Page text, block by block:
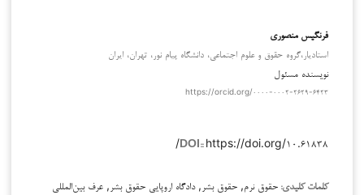
فرنگیس منصوری
استادیار،گروه حقوق و علوم اجتماعی، دانشگاه پیام نور، تهران، ایران
نویسنده مسئول
https://orcid.org/۰۰۰۰-۰۰۰۲-۲۶۲۹-۶۴۲۳
DOI:: https://doi.org/۱۰.۶۱۸۳۸/
کلمات کلیدی: حقوق نرم, حقوق بشر, دادگاه اروپایی حقوق بشر, عرف بین‌المللی